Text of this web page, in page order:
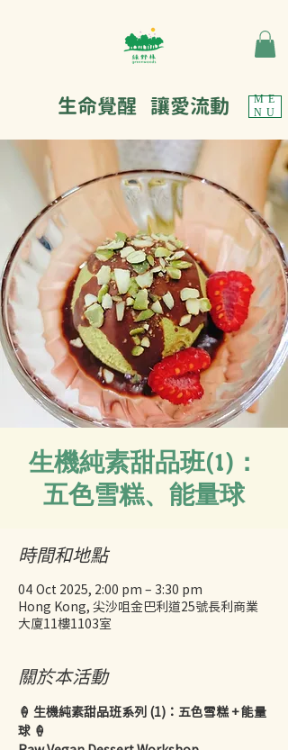
ME
NU
生命覺醒 讓愛流動
生機純素甜品班(1)：
五色雪糕、能量球
時間和地點
04 Oct 2025, 2:00 pm – 3:30 pm
Hong Kong, 尖沙咀金巴利道25號長利商業
大廈11樓1103室
關於本活動
🍦 生機純素甜品班系列 (1)：五色雪糕 + 能量
球 🍦